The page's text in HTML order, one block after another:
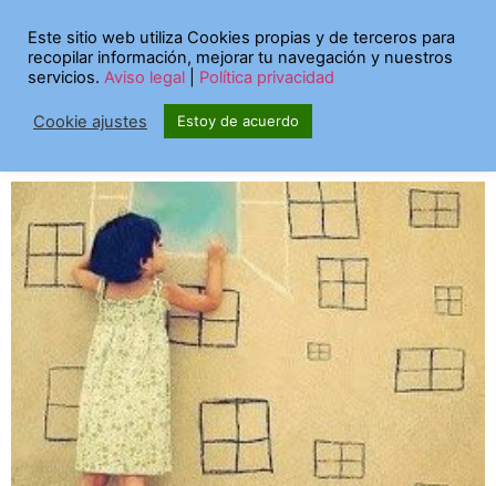
Etiqueta:pública 15
Nuestra participación en
Pública 15
Este sitio web utiliza Cookies propias y de terceros para
recopilar información, mejorar tu navegación y nuestros
servicios. Aviso legal Política privacidad
Cookie ajustes Estoy de acuerdo